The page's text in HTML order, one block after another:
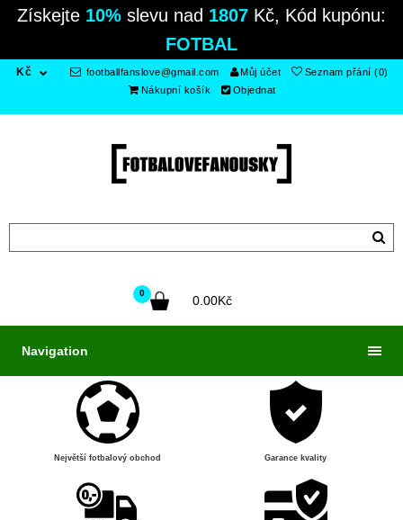
Získejte 10% slevu nad 1807 Kč, Kód kupónu:
FOTBAL
Kč footballfanslove@gmail.com Můj účet
Seznam přání (0)
Nákupní košík
Objednat
0
0.00Kč
Navigation
Největší fotbalový obchod Garance kvality